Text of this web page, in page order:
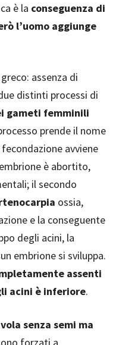
è la conseguenza di
l’uomo aggiunge
assenza di
distinti processi di
gameti femminili
prende il nome
avviene
è abortito,
il secondo
ossia,
e la conseguente
degli acini, la
embrione si sviluppa.
assenti
acini è inferiore.
senza semi ma
forzati a